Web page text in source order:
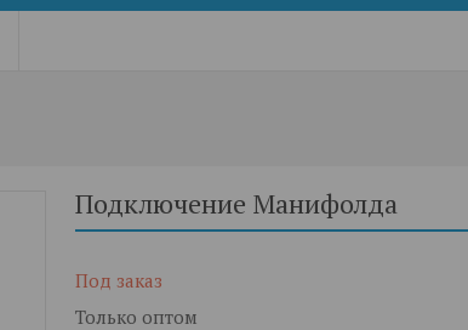
Подключение Манифолда
Под заказ
Только оптом